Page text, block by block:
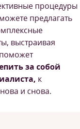
процедуры
предлагать
выстраивая
за собой
к
и снова.